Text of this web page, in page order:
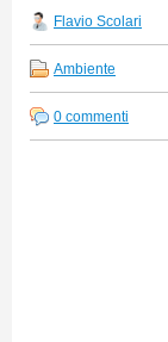
Flavio Scolari
Ambiente
0 commenti